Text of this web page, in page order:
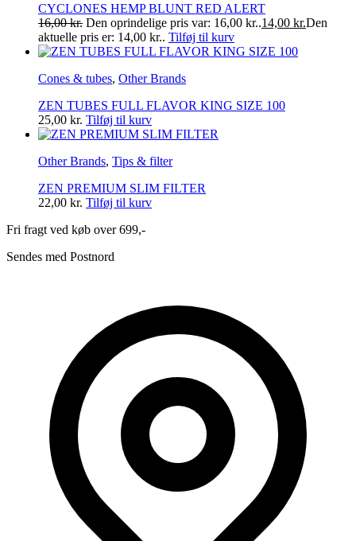
CYCLONES HEMP BLUNT RED ALERT
16,00kr. Den oprindelige pris var: 16,00 kr..14,00 kr.Den
aktuelle pris er: 14,00 kr.. Tilføj til kurv
Cones & tubes, Other Brands
ZEN TUBES FULL FLAVOR KING SIZE 100
25,00 kr. Tilføj til kurv
Other Brands, Tips & filter
ZEN PREMIUM SLIM FILTER
22,00 kr. Tilføj til kurv
Fri fragt ved køb over 699,-
Sendes med Postnord